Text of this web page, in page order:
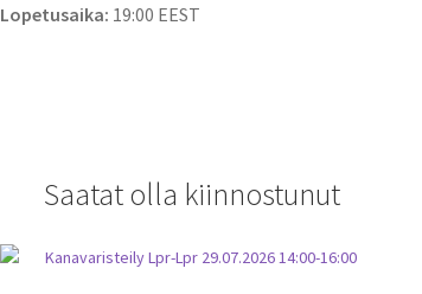
Lopetusaika: 19:00 EEST
Saatat olla kiinnostunut